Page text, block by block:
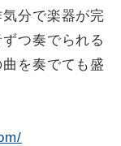
分で楽器が完
つ奏でられる
を奏でても盛